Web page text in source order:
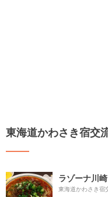
東海道かわさき宿交
ラゾーナ川
東海道かわさき宿